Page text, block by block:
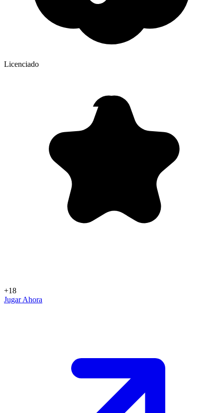
Licenciado
+18
Jugar Ahora